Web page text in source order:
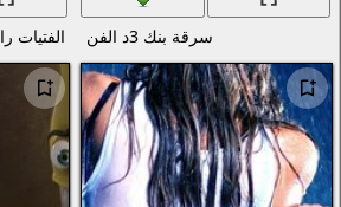
الفتيات راكب الدراجة النارية تشكل على